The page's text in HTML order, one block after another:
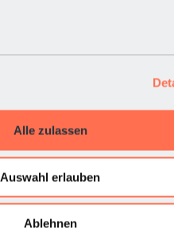
Alle zulassen
Auswahl erlauben
Ablehnen
Zurück